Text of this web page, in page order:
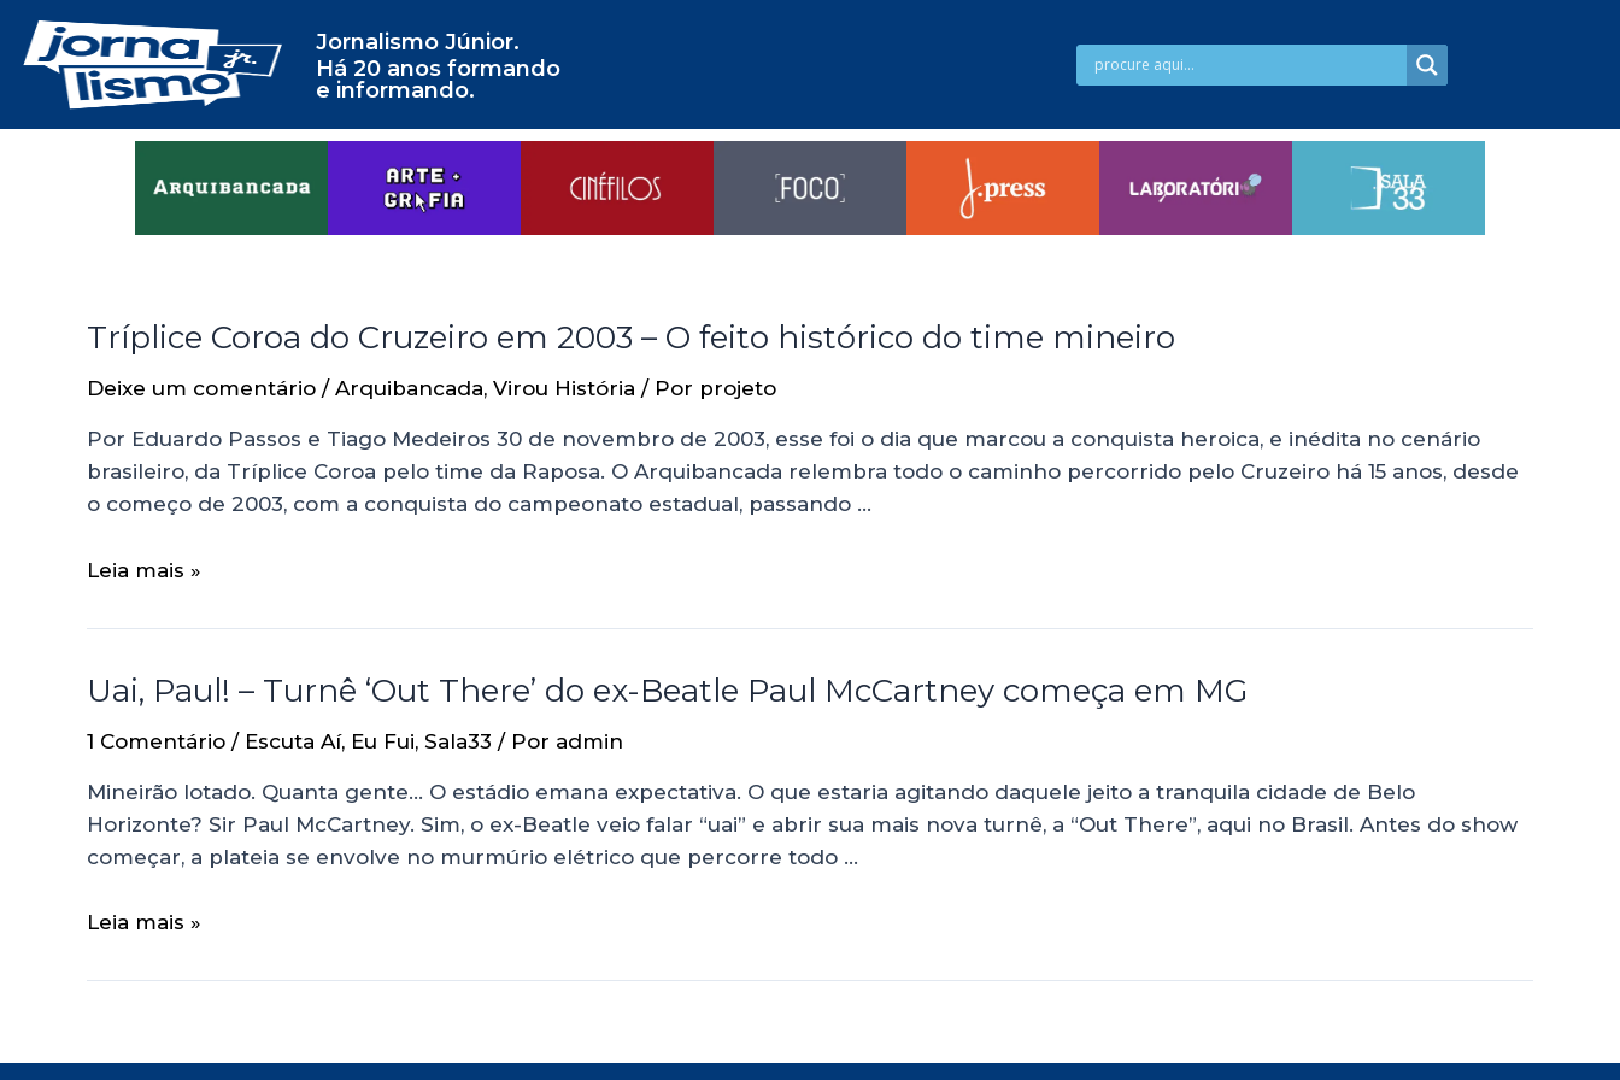
Jornalismo Júnior.
Há 20 anos formando
e informando.
Tríplice Coroa do Cruzeiro em 2003 – O feito histórico do time mineiro
Deixe um comentário / Arquibancada, Virou História / Por projeto
Por Eduardo Passos e Tiago Medeiros 30 de novembro de 2003, esse foi o dia que marcou a conquista heroica, e inédita no cenário
brasileiro, da Tríplice Coroa pelo time da Raposa. O Arquibancada relembra todo o caminho percorrido pelo Cruzeiro há 15 anos, desde
o começo de 2003, com a conquista do campeonato estadual, passando …
Leia mais »
Uai, Paul! – Turnê ‘Out There’ do ex-Beatle Paul McCartney começa em MG
1 Comentário / Escuta Aí, Eu Fui, Sala33 / Por admin
Mineirão lotado. Quanta gente… O estádio emana expectativa. O que estaria agitando daquele jeito a tranquila cidade de Belo
Horizonte? Sir Paul McCartney. Sim, o ex-Beatle veio falar “uai” e abrir sua mais nova turnê, a “Out There”, aqui no Brasil. Antes do show
começar, a plateia se envolve no murmúrio elétrico que percorre todo …
Leia mais »